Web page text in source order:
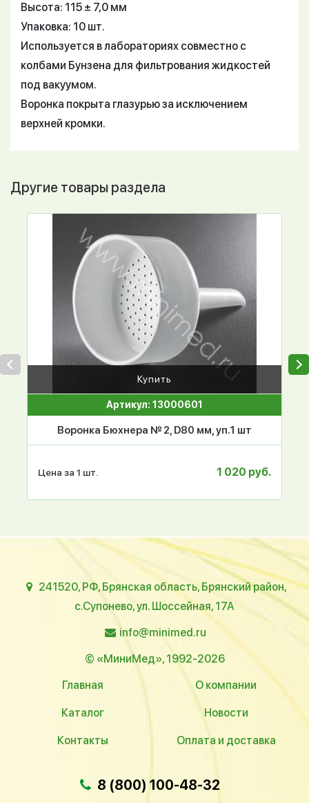
Высота: 115 ± 7,0 мм
Упаковка: 10 шт.
Используется в лабораториях совместно с
колбами Бунзена для фильтрования жидкостей
под вакуумом.
Воронка покрыта глазурью за исключением
верхней кромки.
Другие товары раздела
Купить
Артикул: 13000601
Воронка Бюхнера № 2, D80 мм, уп.1 шт
Цена за 1 шт. 1 020 руб.
241520, РФ, Брянская область, Брянский район,
с.Супонево, ул. Шоссейная, 17А
info@minimed.ru
© «МиниМед», 1992-2026
Главная
О компании
Каталог Новости
Контакты Оплата и доставка
8 (800) 100-48-32